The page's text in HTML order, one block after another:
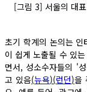
[그림 3] 서울의 대
초기 학계의 논의는 인
이 쉽게 노출될 수 있
면서, 성소수자들의 '
고 있음(뉴욕)(런던)을